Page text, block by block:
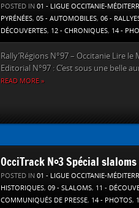
POSTED IN 01 - LIGUE OCCITANIE-
PYRÉNÉES, 05 - AUTOMOBILES, 06 -
DÉCOUVERTES, 12 - CHRONIQUES, 14 -
Rally’Régions N°97 – Occitanie Lire
Editorial N°97 : C’est sous une belle
READ MORE »
OcciTrack N°3 Spécial
POSTED IN 01 - LIGUE OCCITANIE-
HISTORIQUES, 09 - SLALOMS, 11 -
COMMUNIQUÉS DE PRESSE, 14 - PHOTOS,